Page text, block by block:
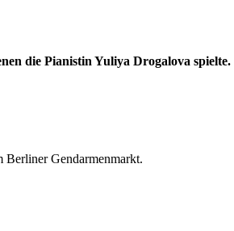
die Pianistin Yuliya Drogalova spielte.
Berliner Gendarmenmarkt.